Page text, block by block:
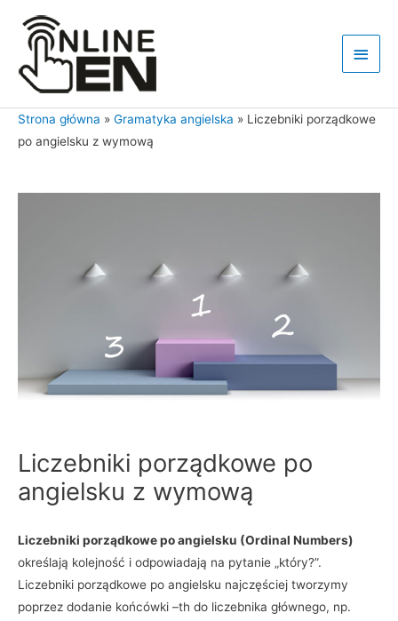
treści
Strona główna » Gramatyka angielska » Liczebniki porządkowe
po angielsku z wymową
Liczebniki porządkowe po
angielsku z wymową
Liczebniki porządkowe po angielsku (Ordinal Numbers)
określają kolejność i odpowiadają na pytanie „który?”.
Liczebniki porządkowe po angielsku najczęściej tworzymy
poprzez dodanie końcówki –th do liczebnika głównego, np.